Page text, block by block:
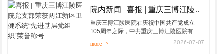
院内新闻 | 喜报 | 重庆三博江陵医院党支部荣获两江新区卫健系统“先进基层党组织”荣誉称号
重庆三博江陵医院在庆祝中国共产党成立
105周年之际，中共重庆三博江陵医院有限
公司支部委员会再添新誉。2026年7月1日，
more  2026-07-07